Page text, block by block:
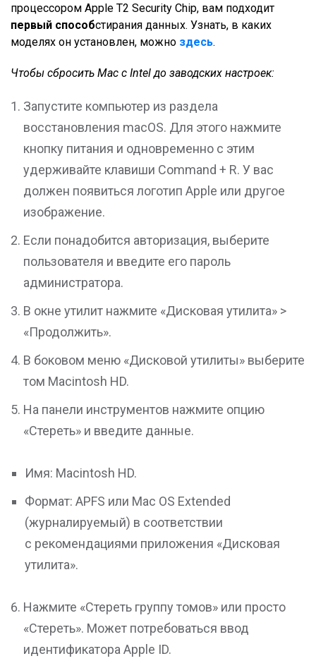
процессором Apple T2 Security Chip, вам подходит
первый способстирания данных. Узнать, в каких
моделях он установлен, можно здесь.
Чтобы сбросить Mac с Intel до заводских настроек:
Запустите компьютер из раздела
восстановления macOS. Для этого нажмите
кнопку питания и одновременно с этим
удерживайте клавиши Command + R. У вас
должен появиться логотип Apple или другое
изображение.
Если понадобится авторизация, выберите
пользователя и введите его пароль
администратора.
В окне утилит нажмите «Дисковая утилита» >
«Продолжить».
В боковом меню «Дисковой утилиты» выберите
том Macintosh HD.
На панели инструментов нажмите опцию
«Стереть» и введите данные.
Имя: Macintosh HD.
Формат: APFS или Mac OS Extended
(журналируемый) в соответствии
с рекомендациями приложения «Дисковая
утилита».
Нажмите «Стереть группу томов» или просто
«Стереть». Может потребоваться ввод
идентификатора Apple ID.